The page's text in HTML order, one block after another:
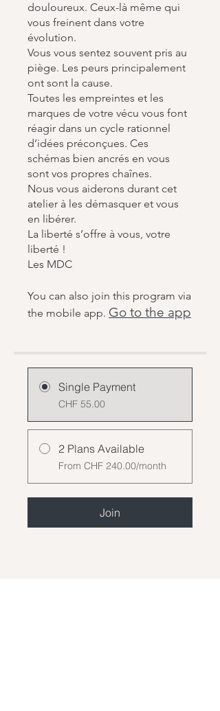
douloureux. Ceux-là même qui
vous freinent dans votre
évolution.
Vous vous sentez souvent pris au
piège. Les peurs principalement
ont sont la cause.
Toutes les empreintes et les
marques de votre vécu vous font
réagir dans un cycle rationnel
d’idées préconçues. Ces
schémas bien ancrés en vous
sont vos propres chaînes.
Nous vous aiderons durant cet
atelier à les démasquer et vous
en libérer.
La liberté s’offre à vous, votre
liberté !
Les MDC
You can also join this program via
the mobile app. Go to the app
Single Payment
CHF 55.00
2 Plans Available
From CHF 240.00/month
Join